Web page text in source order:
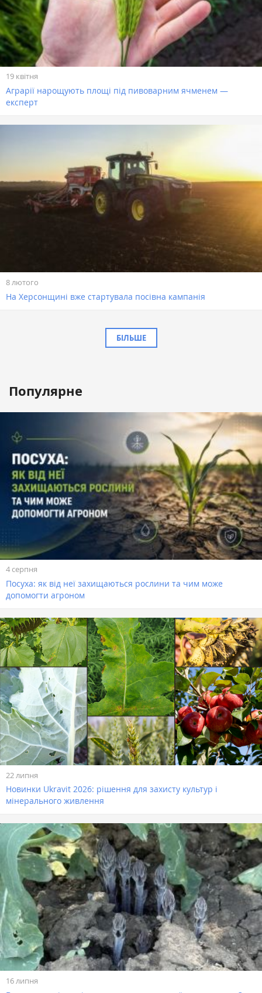
19 квітня
Аграрії нарощують площі під пивоварним ячменем —
експерт
8 лютого
На Херсонщині вже стартувала посівна кампанія
БІЛЬШЕ
Популярне
4 серпня
Посуха: як від неї захищаються рослини та чим може
допомогти агроном
22 липня
Новинки Ukravit 2026: рішення для захисту культур і
мінерального живлення
16 липня